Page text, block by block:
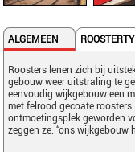
ALGEMEEN
Roosters lenen zich bij
gebouw weer uitstraling te
eenvoudig wijkgebouw een
met felrood gecoate
ontmoetingsplek geworden
zeggen ze: “ons wijkgebouw